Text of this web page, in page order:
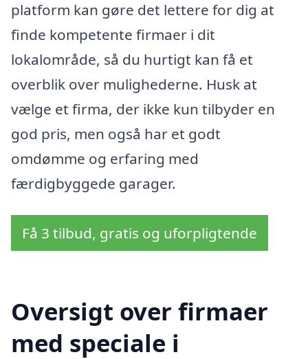
platform kan gøre det lettere for dig at
finde kompetente firmaer i dit
lokalområde, så du hurtigt kan få et
overblik over mulighederne. Husk at
vælge et firma, der ikke kun tilbyder en
god pris, men også har et godt
omdømme og erfaring med
færdigbyggede garager.
Få 3 tilbud, gratis og uforpligtende
Oversigt over firmaer
med speciale i